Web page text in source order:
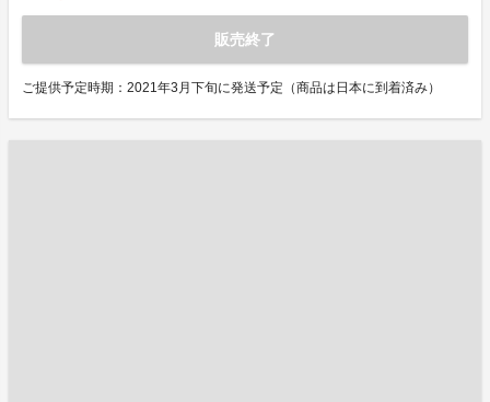
販売終了
ご提供予定時期：2021年3月下旬に発送予定（商品は日本に到着済み）